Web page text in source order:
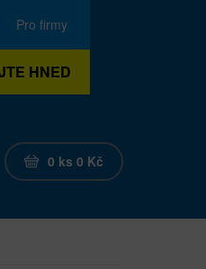
Pro firmy
HNED
0 ks 0 Kč